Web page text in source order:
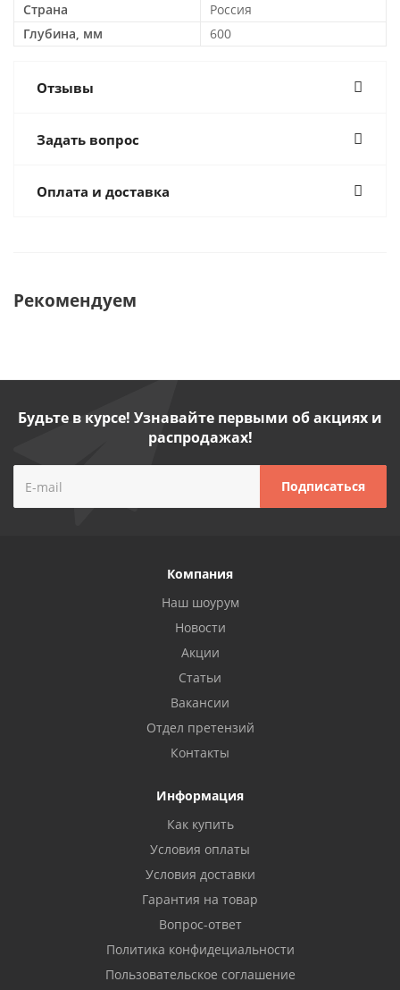
Страна
Россия
Глубина, мм
600
Отзывы
Задать вопрос
Оплата и доставка
Рекомендуем
Будьте в курсе! Узнавайте первыми об акциях и
распродажах!
Компания
Наш шоурум
Новости
Акции
Статьи
Вакансии
Отдел претензий
Контакты
Информация
Как купить
Условия оплаты
Условия доставки
Гарантия на товар
Вопрос-ответ
Политика конфидециальности
Пользовательское соглашение